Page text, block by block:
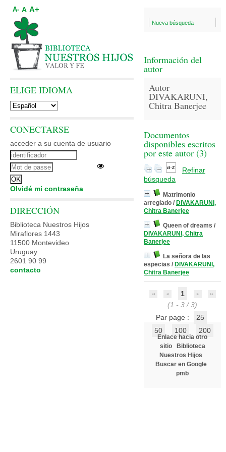
Nueva búsqueda
Información del
autor
Autor
DIVAKARUNI,
Chitra Banerjee
Documentos
disponibles escritos
por este autor (3)
Refinar
búsqueda
Matrimonio
arreglado / DIVAKARUNI,
Chitra Banerjee
Queen of dreams /
DIVAKARUNI, Chitra
Banerjee
La señora de las
especias / DIVAKARUNI,
Chitra Banerjee
1
(1 - 3 / 3)
Par page :
25
50
100 200
Enlace hacia otro
sitio
Biblioteca
Nuestros Hijos
Buscar en Google
pmb
A- A A+
ELIGE IDIOMA
CONECTARSE
acceder a su cuenta de usuario
Olvidé mi contraseña
DIRECCIÓN
Biblioteca Nuestros Hijos
Miraflores 1443
11500 Montevideo
Uruguay
2601 90 99
contacto